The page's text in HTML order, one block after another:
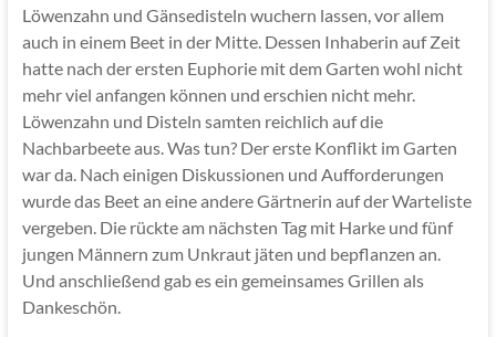
Löwenzahn und Gänsedisteln wuchern lassen, vor allem
auch in einem Beet in der Mitte. Dessen Inhaberin auf Zeit
hatte nach der ersten Euphorie mit dem Garten wohl nicht
mehr viel anfangen können und erschien nicht mehr.
Löwenzahn und Disteln samten reichlich auf die
Nachbarbeete aus. Was tun? Der erste Konflikt im Garten
war da. Nach einigen Diskussionen und Aufforderungen
wurde das Beet an eine andere Gärtnerin auf der Warteliste
vergeben. Die rückte am nächsten Tag mit Harke und fünf
jungen Männern zum Unkraut jäten und bepflanzen an.
Und anschließend gab es ein gemeinsames Grillen als
Dankeschön.